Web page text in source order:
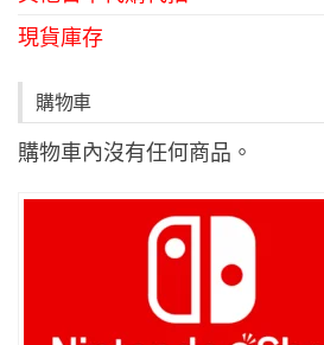
現貨庫存
購物車
購物車內沒有任何商品。